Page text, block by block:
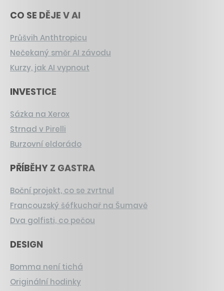
CO SE DĚJE V AI
Průšvih Anthtropicu
Nečekaný směr AI závodu
Kurzy, jak AI vypnout
INVESTICE
Sázka na Xerox
Strnad v Pirelli
Burzovní eldorádo
PŘÍBĚHY Z GASTRA
Boční projekt, co se zvrtnul
Francouzský šéfkuchař na Šumavě
Dva golfisti, co pečou
DESIGN
Bomma není tichá
Originální hodinky